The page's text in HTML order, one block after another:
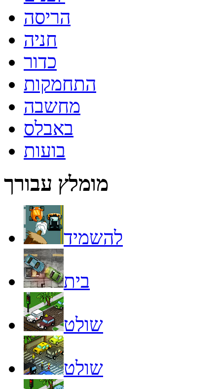
הריסה
חניה
כדור
התחמקות
מחשבה
באבלס
בועות
מומלץ עבורך
להשמיד
בית
שולט
שולט